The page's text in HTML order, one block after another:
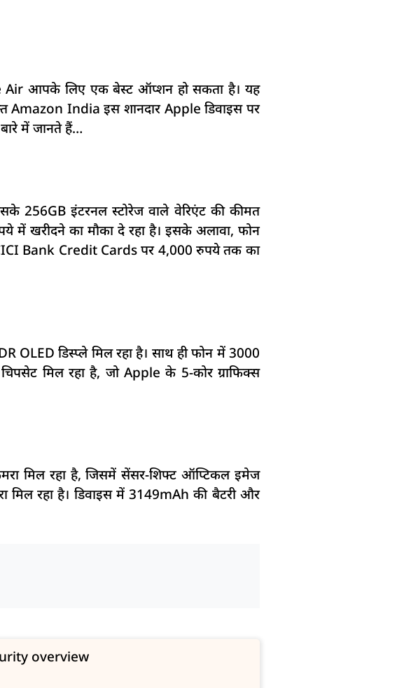
Air आपके लिए एक बेस्ट ऑप्शन हो सकता है। यह
Amazon India इस शानदार Apple डिवाइस पर
में जानते हैं…
256GB इंटरनल स्टोरेज वाले वेरिएंट की कीमत
खरीदने का मौका दे रहा है। इसके अलावा, फोन
Bank Credit Cards पर 4,000 रुपये तक का
डिस्प्ले मिल रहा है। साथ ही फोन में 3000
मिल रहा है, जो Apple के 5-कोर ग्राफिक्स
मिल रहा है, जिसमें सेंसर-शिफ्ट ऑप्टिकल इमेज
मिल रहा है। डिवाइस में 3149mAh की बैटरी और
overview